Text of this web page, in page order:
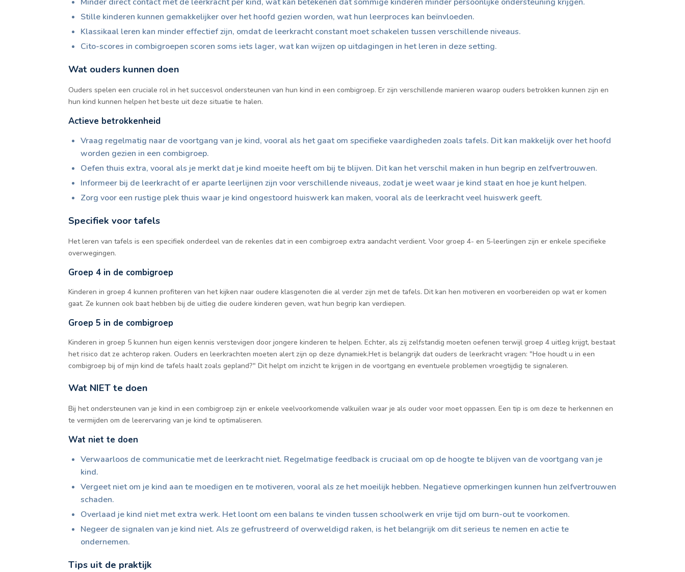
Stille kinderen kunnen gemakkelijker over het hoofd gezien worden, wat hun leerproces kan beïnvloeden.
Klassikaal leren kan minder effectief zijn, omdat de leerkracht constant moet schakelen tussen verschillende niveaus.
Cito-scores in combigroepen scoren soms iets lager, wat kan wijzen op uitdagingen in het leren in deze setting.
Wat ouders kunnen doen
Ouders spelen een cruciale rol in het succesvol ondersteunen van hun kind in een combigroep. Er zijn verschillende manieren waarop ouders betrokken kunnen zijn en
hun kind kunnen helpen het beste uit deze situatie te halen.
Actieve betrokkenheid
Vraag regelmatig naar de voortgang van je kind, vooral als het gaat om specifieke vaardigheden zoals tafels. Dit kan makkelijk over het hoofd
worden gezien in een combigroep.
Oefen thuis extra, vooral als je merkt dat je kind moeite heeft om bij te blijven. Dit kan het verschil maken in hun begrip en zelfvertrouwen.
Informeer bij de leerkracht of er aparte leerlijnen zijn voor verschillende niveaus, zodat je weet waar je kind staat en hoe je kunt helpen.
Zorg voor een rustige plek thuis waar je kind ongestoord huiswerk kan maken, vooral als de leerkracht veel huiswerk geeft.
Specifiek voor tafels
Het leren van tafels is een specifiek onderdeel van de rekenles dat in een combigroep extra aandacht verdient. Voor groep 4- en 5-leerlingen zijn er enkele specifieke
overwegingen.
Groep 4 in de combigroep
Kinderen in groep 4 kunnen profiteren van het kijken naar oudere klasgenoten die al verder zijn met de tafels. Dit kan hen motiveren en voorbereiden op wat er komen
gaat. Ze kunnen ook baat hebben bij de uitleg die oudere kinderen geven, wat hun begrip kan verdiepen.
Groep 5 in de combigroep
Kinderen in groep 5 kunnen hun eigen kennis verstevigen door jongere kinderen te helpen. Echter, als zij zelfstandig moeten oefenen terwijl groep 4 uitleg krijgt, bestaat
het risico dat ze achterop raken. Ouders en leerkrachten moeten alert zijn op deze dynamiek.Het is belangrijk dat ouders de leerkracht vragen: "Hoe houdt u in een
combigroep bij of mijn kind de tafels haalt zoals gepland?" Dit helpt om inzicht te krijgen in de voortgang en eventuele problemen vroegtijdig te signaleren.
Wat NIET te doen
Bij het ondersteunen van je kind in een combigroep zijn er enkele veelvoorkomende valkuilen waar je als ouder voor moet oppassen. Een tip is om deze te herkennen en
te vermijden om de leerervaring van je kind te optimaliseren.
Wat niet te doen
Verwaarloos de communicatie met de leerkracht niet. Regelmatige feedback is cruciaal om op de hoogte te blijven van de voortgang van je
kind.
Vergeet niet om je kind aan te moedigen en te motiveren, vooral als ze het moeilijk hebben. Negatieve opmerkingen kunnen hun zelfvertrouwen
schaden.
Overlaad je kind niet met extra werk. Het loont om een balans te vinden tussen schoolwerk en vrije tijd om burn-out te voorkomen.
Negeer de signalen van je kind niet. Als ze gefrustreerd of overweldigd raken, is het belangrijk om dit serieus te nemen en actie te
ondernemen.
Tips uit de praktijk